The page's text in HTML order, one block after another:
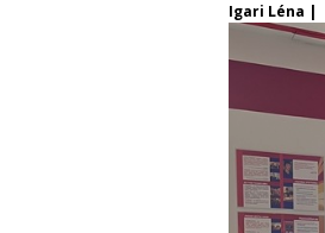
Igari Léna |